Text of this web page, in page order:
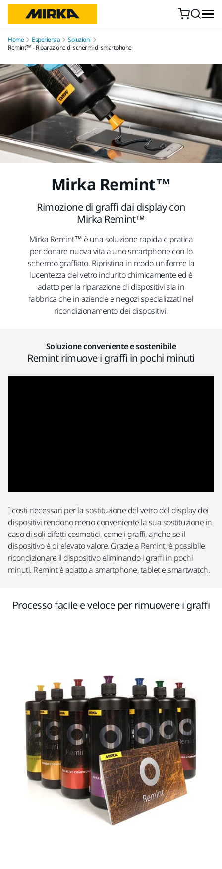
Home Esperienza
Soluzioni
Remint™ - Riparazione di schermi di smartphone
Mirka Remint™
Rimozione di graffi dai display con
Mirka Remint™
Mirka Remint™ è una soluzione rapida e pratica
per donare nuova vita a uno smartphone con lo
schermo graffiato. Ripristina in modo uniforme la
lucentezza del vetro indurito chimicamente ed è
adatto per la riparazione di dispositivi sia in
fabbrica che in aziende e negozi specializzati nel
ricondizionamento dei dispositivi.
Soluzione conveniente e sostenibile
Remint rimuove i graffi in pochi minuti
I costi necessari per la sostituzione del vetro del display dei
dispositivi rendono meno conveniente la sua sostituzione in
caso di soli difetti cosmetici, come i graffi, anche se il
dispositivo è di elevato valore. Grazie a Remint, è possibile
ricondizionare il dispositivo eliminando i graffi in pochi
minuti. Remint è adatto a smartphone, tablet e smartwatch.
Processo facile e veloce per rimuovere i graffi